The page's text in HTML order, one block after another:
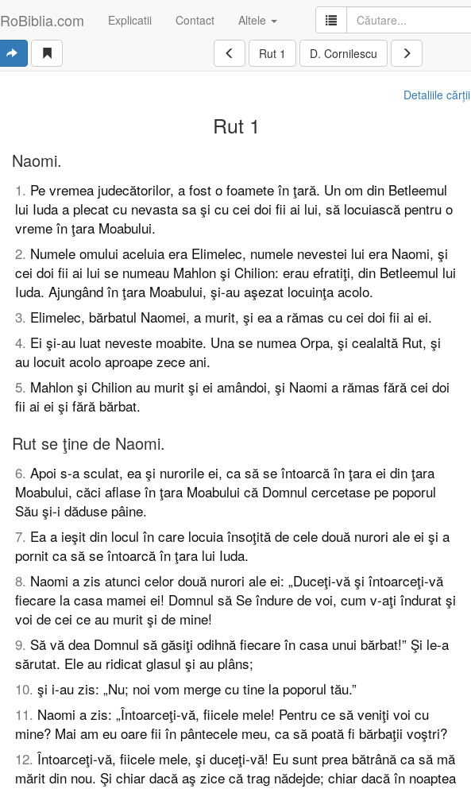
RoBiblia.com Explicatii Contact Altele
Rut 1 D. Cornilescu
Detaliile cărții
Rut 1
Naomi.
1. Pe vremea judecătorilor, a fost o foamete în ţară. Un om din Betleemul
lui Iuda a plecat cu nevasta sa şi cu cei doi fii ai lui, să locuiască pentru o
vreme în ţara Moabului.
2. Numele omului aceluia era Elimelec, numele nevestei lui era Naomi, şi
cei doi fii ai lui se numeau Mahlon şi Chilion: erau efratiţi, din Betleemul lui
Iuda. Ajungând în ţara Moabului, şi-au aşezat locuinţa acolo.
3. Elimelec, bărbatul Naomei, a murit, şi ea a rămas cu cei doi fii ai ei.
4. Ei şi-au luat neveste moabite. Una se numea Orpa, şi cealaltă Rut, şi
au locuit acolo aproape zece ani.
5. Mahlon şi Chilion au murit şi ei amândoi, şi Naomi a rămas fără cei doi
fii ai ei şi fără bărbat.
Rut se ţine de Naomi.
6. Apoi s-a sculat, ea şi nurorile ei, ca să se întoarcă în ţara ei din ţara
Moabului, căci aflase în ţara Moabului că Domnul cercetase pe poporul
Său şi-i dăduse pâine.
7. Ea a ieşit din locul în care locuia însoţită de cele două nurori ale ei şi a
pornit ca să se întoarcă în ţara lui Iuda.
8. Naomi a zis atunci celor două nurori ale ei: „Duceţi-vă şi întoarceţi-vă
fiecare la casa mamei ei! Domnul să Se îndure de voi, cum v-aţi îndurat şi
voi de cei ce au murit şi de mine!
9. Să vă dea Domnul să găsiţi odihnă fiecare în casa unui bărbat!” Şi le-a
sărutat. Ele au ridicat glasul şi au plâns;
10. şi i-au zis: „Nu; noi vom merge cu tine la poporul tău.”
11. Naomi a zis: „Întoarceţi-vă, fiicele mele! Pentru ce să veniţi voi cu
mine? Mai am eu oare fii în pântecele meu, ca să poată fi bărbaţii voştri?
12. Întoarceţi-vă, fiicele mele, şi duceţi-vă! Eu sunt prea bătrână ca să mă
mărit din nou. Şi chiar dacă aş zice că trag nădejde; chiar dacă în noaptea